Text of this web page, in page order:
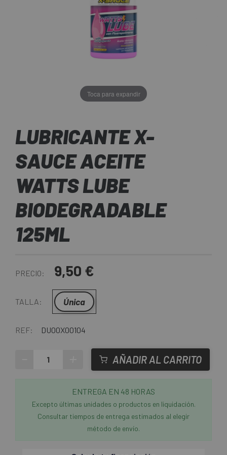
Toca para expandir
LUBRICANTE X-
SAUCE ACEITE
WATTS LUBE
BIODEGRADABLE
125ML
PRECIO: 9,50 €
TALLA: Única
REF: DU00X00104
AÑADIR AL CARRITO
ENTREGA EN 48 HORAS
Excepto últimas unidades o productos en liquidación.
Consultar tiempos de entrega estimados al elegir
método de envío.